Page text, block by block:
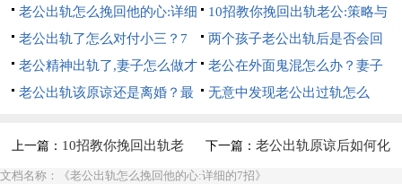
他:7招硬控他
结:10招完美解决
老公出轨怎么挽回他的心:详细
的7招
10招教你挽回出轨老公:策略与
心理的双重攻势
老公出轨了怎么对付小三？7
个方法，详细方法
两个孩子老公出轨后是否会回
来？6个办法帮你挽回
老公精神出轨了,妻子怎么做才
是最好的？详细方法
老公在外面鬼混怎么办？妻子
6个大招直接搞定
老公出轨该原谅还是离婚？最
无意中发现老公出过轨怎么
上一篇： 10招教你挽回出轨老
公:策略与心理的双重攻势
下一篇： 老公出轨原谅后如何化
文档名称：《老公出轨怎么挽回他的心:详细的7招》